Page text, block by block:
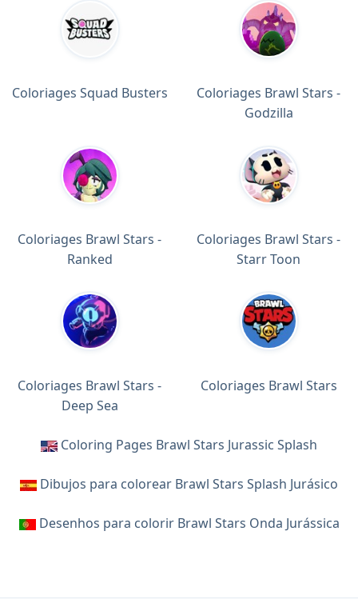
Coloriages Squad Busters
Coloriages Brawl Stars -
Godzilla
Coloriages Brawl Stars -
Ranked
Coloriages Brawl Stars -
Starr Toon
Coloriages Brawl Stars -
Deep Sea
Coloriages Brawl Stars
Coloring Pages Brawl Stars Jurassic Splash
Dibujos para colorear Brawl Stars Splash Jurásico
Desenhos para colorir Brawl Stars Onda Jurássica